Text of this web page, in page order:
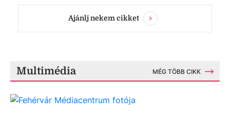
Ajánlj nekem cikket
Multimédia MÉG TÖBB CIKK